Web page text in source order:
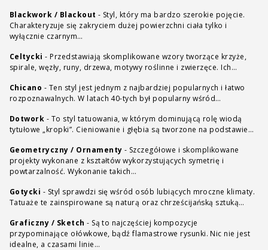
Blackwork / Blackout - Styl, który ma bardzo szerokie pojęcie.
Charakteryzuje się zakryciem dużej powierzchni ciała tylko i
wyłącznie czarnym…
Celtycki - Przedstawiają skomplikowane wzory tworzące krzyże,
spirale, węzły, runy, drzewa, motywy roślinne i zwierzęce. Ich…
Chicano - Ten styl jest jednym z najbardziej popularnych i łatwo
rozpoznawalnych. W latach 40-tych był popularny wśród…
Dotwork - To styl tatuowania, w którym dominującą rolę wiodą
tytułowe „kropki”. Cieniowanie i głębia są tworzone na podstawie…
Geometryczny / Ornamenty - Szczegółowe i skomplikowane
projekty wykonane z kształtów wykorzystujących symetrię i
powtarzalność. Wykonanie takich…
Gotycki - Styl sprawdzi się wśród osób lubiących mroczne klimaty.
Tatuaże te zainspirowane są naturą oraz chrześcijańską sztuką…
Graficzny / Sketch - Są to najczęściej kompozycje
przypominające ołówkowe, bądź flamastrowe rysunki. Nic nie jest
idealne, a czasami linie…